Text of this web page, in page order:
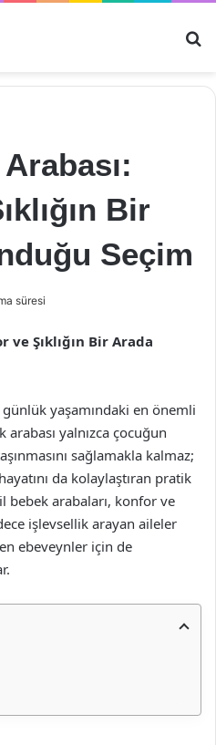
Bir
Seçim
süresi
ve Şıklığın Bir Arada
yaşamındaki en önemli
yalnızca çocuğun
sağlamakla kalmaz;
da kolaylaştıran pratik
bebek arabaları, konfor ve
işlevsellik arayan aileler
ebeveynler için de